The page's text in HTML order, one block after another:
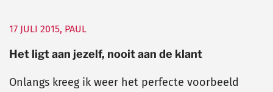
17 JULI 2015, PAUL
Het ligt aan jezelf, nooit aan de klant
Onlangs kreeg ik weer het perfecte voorbeeld